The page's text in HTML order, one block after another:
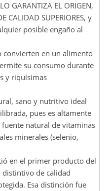
GARANTIZA EL ORIGEN,
CALIDAD SUPERIORES, y
posible engaño al
convierten en un alimento
su consumo durante
y riquísimas
sano y nutritivo ideal
pues es altamente
natural de vitaminas
minerales (selenio,
en el primer producto del
distintivo de calidad
Esa distinción fue